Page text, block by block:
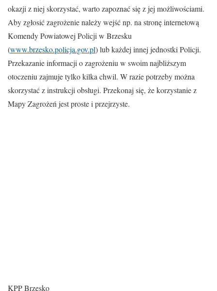
okazji z niej skorzystać, warto zapoznać się z jej możliwościami.
Aby zgłosić zagrożenie należy wejść np. na stronę internetową
Komendy Powiatowej Policji w Brzesku
(www.brzesko.policja.gov.pl) lub każdej innej jednostki Policji.
Przekazanie informacji o zagrożeniu w swoim najbliższym
otoczeniu zajmuje tylko kilka chwil. W razie potrzeby można
skorzystać z instrukcji obsługi. Przekonaj się, że korzystanie z
Mapy Zagrożeń jest proste i przejrzyste.
KPP Brzesko